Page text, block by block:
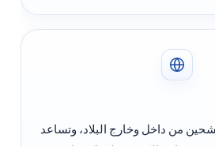
وخارج البلاد، وتساعد